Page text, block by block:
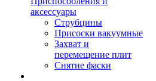
аксессуары
Струбцины
Присоски вакуумные
Захват и
перемещение плит
Снятие фаски